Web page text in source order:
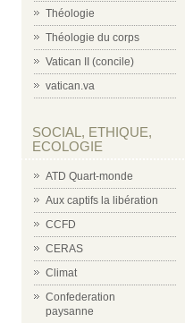
Théologie
Théologie du corps
Vatican II (concile)
vatican.va
SOCIAL, ETHIQUE,
ECOLOGIE
ATD Quart-monde
Aux captifs la libération
CCFD
CERAS
Climat
Confederation
paysanne